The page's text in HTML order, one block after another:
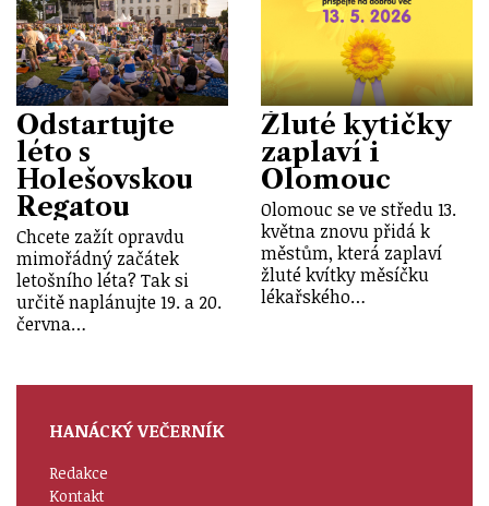
Odstartujte
léto s
Holešovskou
Regatou
Chcete zažít opravdu
mimořádný začátek
letošního léta? Tak si
určitě naplánujte 19. a 20.
června…
Žluté kytičky
zaplaví i
Olomouc
Olomouc se ve středu 13.
května znovu přidá k
městům, která zaplaví
žluté kvítky měsíčku
lékařského…
HANÁCKÝ VEČERNÍK
Redakce
Kontakt